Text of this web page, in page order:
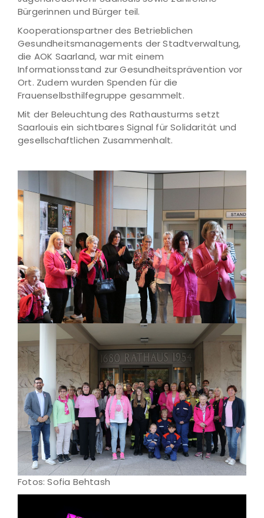
Bürgerinnen und Bürger teil.
Kooperationspartner des Betrieblichen
Gesundheitsmanagements der Stadtverwaltung,
die AOK Saarland, war mit einem
Informationsstand zur Gesundheitsprävention vor
Ort. Zudem wurden Spenden für die
Frauenselbsthilfegruppe gesammelt.
Mit der Beleuchtung des Rathausturms setzt
Saarlouis ein sichtbares Signal für Solidarität und
gesellschaftlichen Zusammenhalt.
Fotos: Sofia Behtash